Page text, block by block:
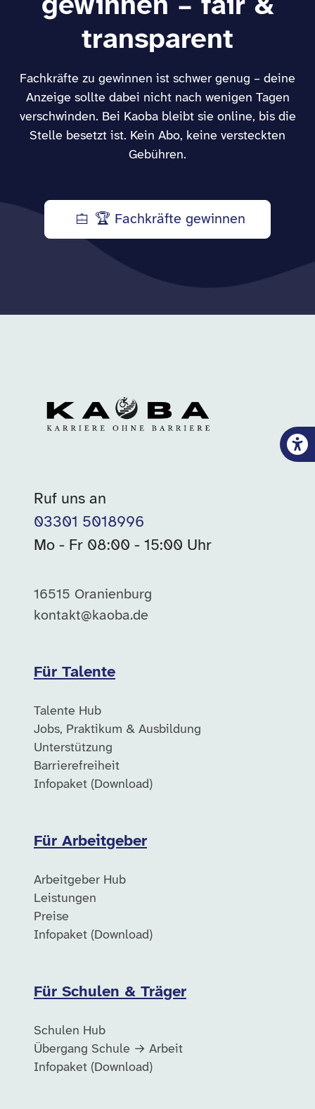
gewinnen – fair &
transparent
Fachkräfte zu gewinnen ist schwer genug – deine
Anzeige sollte dabei nicht nach wenigen Tagen
verschwinden. Bei Kaoba bleibt sie online, bis die
Stelle besetzt ist. Kein Abo, keine versteckten
Gebühren.
🏆 Fachkräfte gewinnen
Ruf uns an
03301 5018996
Mo - Fr 08:00 - 15:00 Uhr
16515 Oranienburg
kontakt@kaoba.de
Für Talente
Talente Hub
Jobs, Praktikum & Ausbildung
Unterstützung
Barrierefreiheit
Infopaket (Download)
Für Arbeitgeber
Arbeitgeber Hub
Leistungen
Preise
Infopaket (Download)
Für Schulen & Träger
Schulen Hub
Übergang Schule → Arbeit
Infopaket (Download)